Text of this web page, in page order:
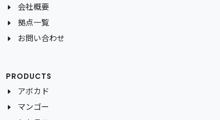
会社概要
拠点一覧
お問い合わせ
PRODUCTS
アボカド
マンゴー